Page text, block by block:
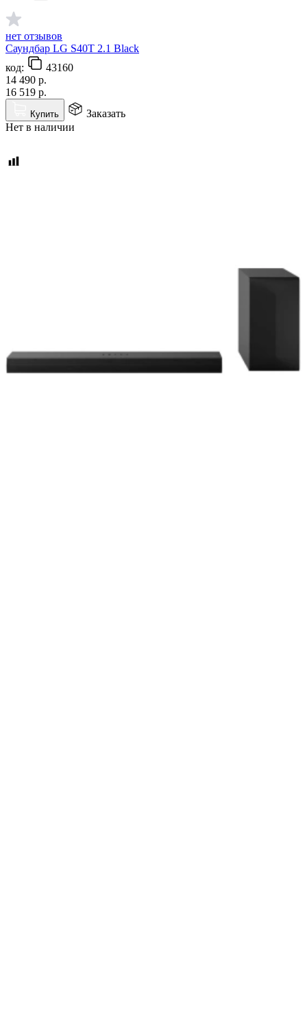
нет отзывов
Саундбар LG S40T 2.1 Black
код:
43160
14 490 р.
16 519 р.
Купить
Заказать
Нет в наличии